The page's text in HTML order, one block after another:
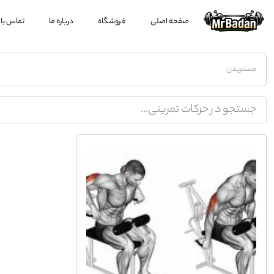
صفحه اصلی فروشگاه درباره ما تماس
مستربدن
جستجو در حرکات تمرینی...